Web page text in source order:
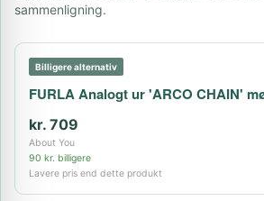
sammenligning.
Billigere alternativ
FURLA Analogt ur 'ARCO CHAIN'
kr. 709
About You
90 kr. billigere
Lavere pris end dette produkt